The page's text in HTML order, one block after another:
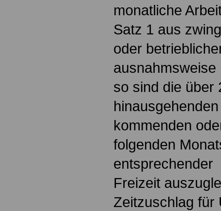
monatliche
Satz 1 aus
oder
so sind die über
kommenden
folgenden
entsprechender
Freizeit
Zeitzuschlag für